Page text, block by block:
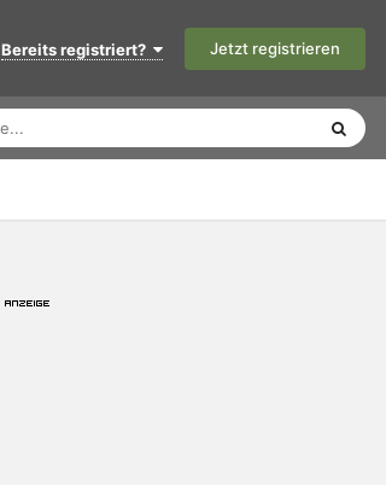
Bereits registriert? Jetzt registrieren